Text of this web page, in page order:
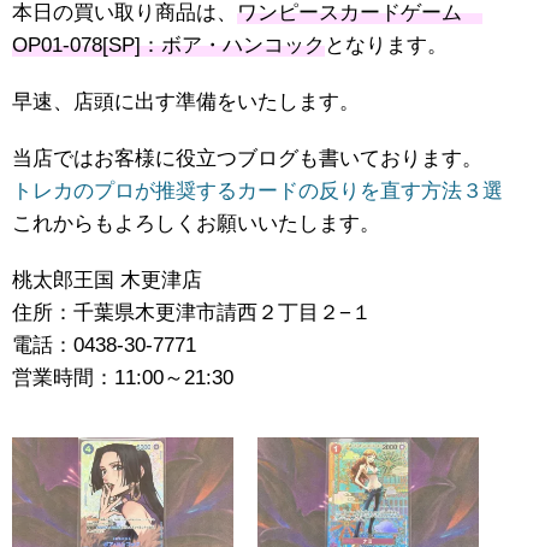
本日の買い取り商品は、 ワンピースカードゲーム
OP01-078[SP]：ボア・ハンコックとなります。
早速、店頭に出す準備をいたします。
当店ではお客様に役立つブログも書いております。
トレカのプロが推奨するカードの反りを直す方法３選
これからもよろしくお願いいたします。
桃太郎王国 木更津店
住所：千葉県木更津市請西２丁目２−１
電話：0438-30-7771
営業時間：11:00～21:30